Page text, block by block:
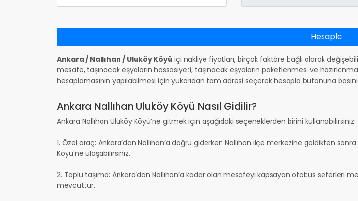
Hesapla
Ankara / Nallıhan / Uluköy Köyü içi nakliye fiyatları, birçok faktöre bağlı olarak
mesafe, taşınacak eşyaların hassasiyeti, taşınacak eşyaların paketlenmesi ve
hesaplamasının yapılabilmesi için yukarıdan tam adresi seçerek hesapla butonuna
Ankara Nallıhan Uluköy Köyü Nasıl Gidilir?
Ankara Nallıhan Uluköy Köyü’ne gitmek için aşağıdaki seçeneklerden birini kullanabilirsiniz:
1. Özel araç: Ankara’dan Nallıhan’a doğru giderken Nallıhan ilçe merkezine geldikten
Köyü’ne ulaşabilirsiniz.
2. Toplu taşıma: Ankara’dan Nallıhan’a kadar olan mesafeyi kapsayan otobüs seferleri
mevcuttur.